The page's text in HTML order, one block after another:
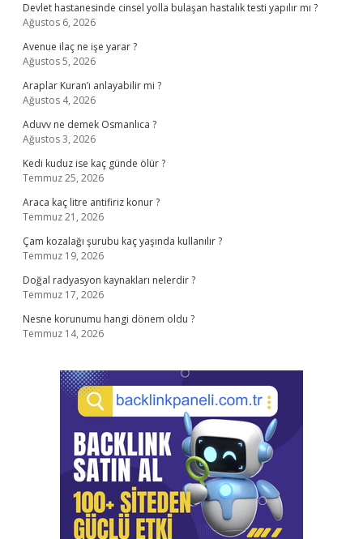
Devlet hastanesinde cinsel yolla bulaşan hastalık testi yapılır mı ?
Ağustos 6, 2026
Avenue ilaç ne işe yarar ?
Ağustos 5, 2026
Araplar Kuran’ı anlayabilir mi ?
Ağustos 4, 2026
Aduvv ne demek Osmanlıca ?
Ağustos 3, 2026
Kedi kuduz ise kaç günde ölür ?
Temmuz 25, 2026
Araca kaç litre antifiriz konur ?
Temmuz 21, 2026
Çam kozalağı şurubu kaç yaşında kullanılır ?
Temmuz 19, 2026
Doğal radyasyon kaynakları nelerdir ?
Temmuz 17, 2026
Nesne korunumu hangi dönem oldu ?
Temmuz 14, 2026